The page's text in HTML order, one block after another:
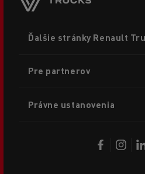
menu
Ďalšie stránky Renault
Pre partnerov
Právne ustanovenia